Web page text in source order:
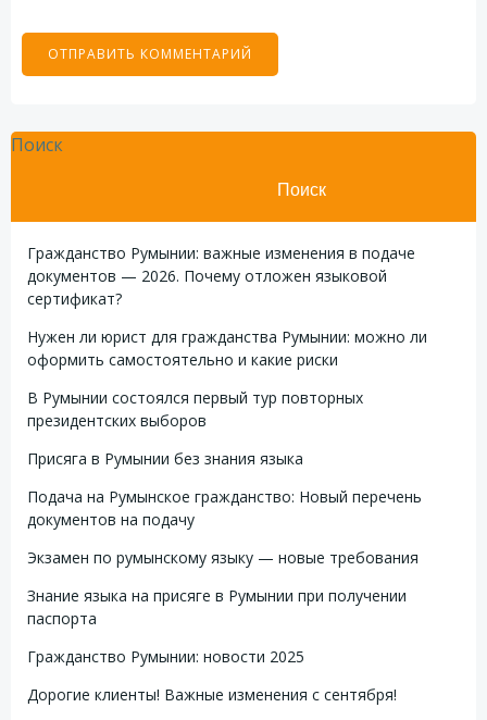
Поиск
Поиск
Гражданство Румынии: важные изменения в подаче
документов — 2026. Почему отложен языковой
сертификат?
Нужен ли юрист для гражданства Румынии: можно ли
оформить самостоятельно и какие риски
В Румынии состоялся первый тур повторных
президентских выборов
Присяга в Румынии без знания языка
Подача на Румынское гражданство: Новый перечень
документов на подачу
Экзамен по румынскому языку — новые требования
Знание языка на присяге в Румынии при получении
паспорта
Гражданство Румынии: новости 2025
Дорогие клиенты! Важные изменения с сентября!